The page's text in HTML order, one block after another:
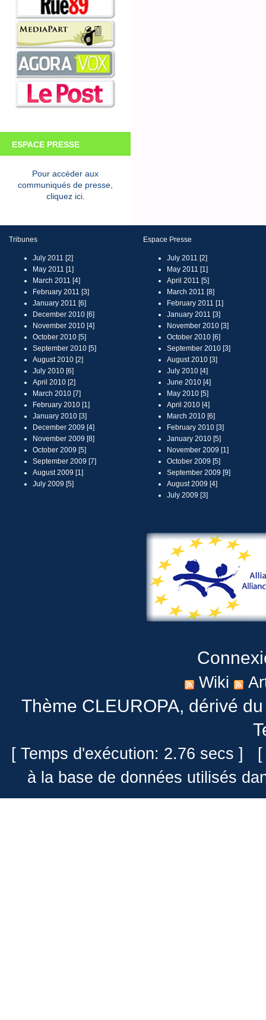
ESPACE PRESSE
Pour accéder aux
communiqués de presse,
cliquez ici.
Tribunes
July 2011 [2]
May 2011 [1]
March 2011 [4]
February 2011 [3]
January 2011 [6]
December 2010 [6]
November 2010 [4]
October 2010 [5]
September 2010 [5]
August 2010 [2]
July 2010 [6]
April 2010 [2]
March 2010 [7]
February 2010 [1]
January 2010 [3]
December 2009 [4]
November 2009 [8]
October 2009 [5]
September 2009 [7]
August 2009 [1]
July 2009 [5]
Espace Presse
July 2011 [2]
May 2011 [1]
April 2011 [5]
March 2011 [8]
February 2011 [1]
January 2011 [3]
November 2010 [3]
October 2010 [6]
September 2010 [3]
August 2010 [3]
July 2010 [4]
June 2010 [4]
May 2010 [5]
April 2010 [4]
March 2010 [6]
February 2010 [3]
January 2010 [5]
November 2009 [1]
October 2009 [5]
September 2009 [9]
August 2009 [4]
July 2009 [3]
Wiki
Thème CLEUROPA, dérivé
[ Temps d'exécution: 2.76 secs ]
à la base de données utilisés